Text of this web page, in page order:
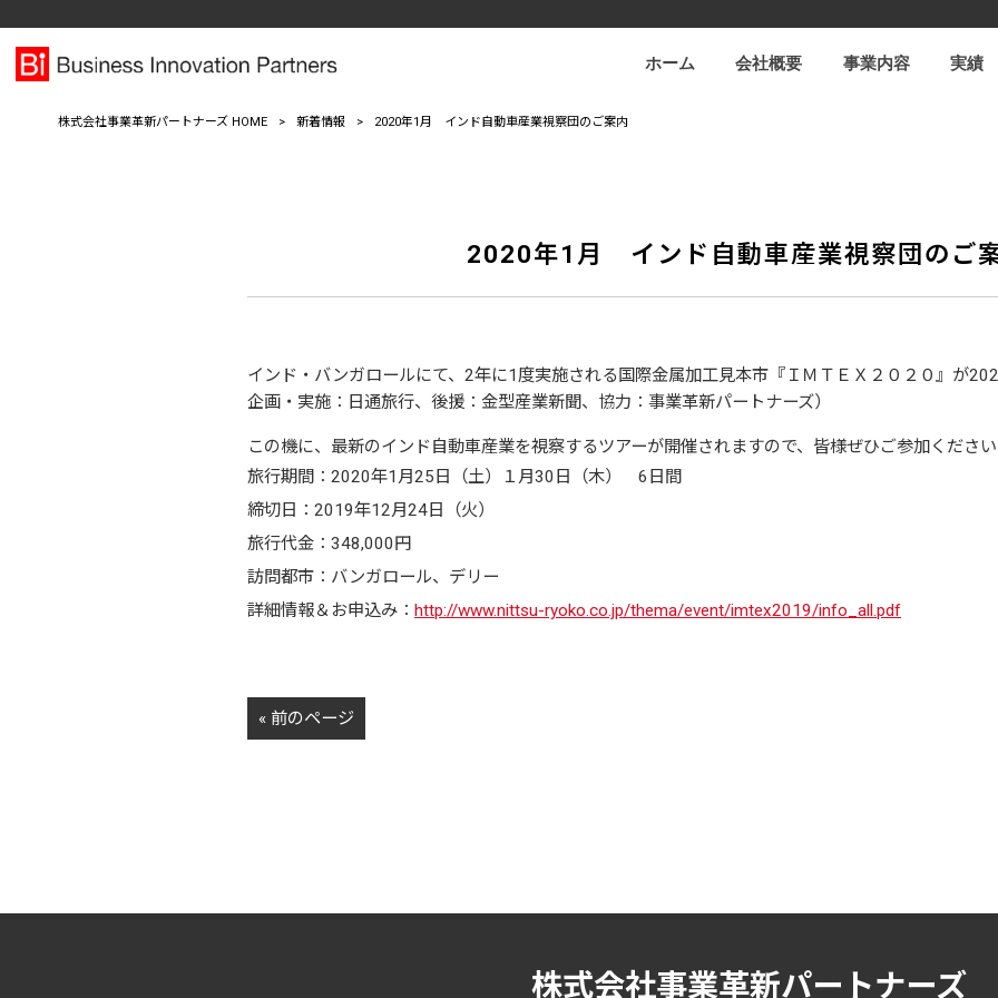
ホーム 会社概要 事業内容 実績
株式会社事業革新パートナーズ HOME > 新着情報 > 2020年1月 インド自動車産業視察団のご案内
2020年1月 インド自動車産業視察団のご
インド・バンガロールにて、 2年に1度実施される国際金属加工見本市『ＩＭＴＥＸ２０２０』が
企画・実施：日通旅行、後援：金型産業新聞、協力：事業革新パートナーズ）
この機に、最新のインド自動車産業を視察するツアーが開催されますので、皆様ぜひご参加ください
旅行期間： 2020年1 月25 日（土）１月30 日（木） 6 日間
締切日： 2019年12月24 日（火）
旅行代金： 348,000円
訪問都市：バンガロール、デリー
詳細情報＆お申込み： http://www.nittsu-ryoko.co.jp/thema/event/imtex2019/info_all.pdf
« 前のページ
株式会社事業革新パートナーズ